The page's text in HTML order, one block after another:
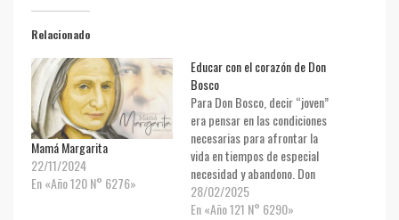
Relacionado
Mamá Margarita
22/11/2024
En «Año 120 N° 6276»
Educar con el corazón de Don
Bosco
Para Don Bosco, decir “joven”
era pensar en las condiciones
necesarias para afrontar la
vida en tiempos de especial
necesidad y abandono. Don
Bosco es un sacerdote
educador que entendió muy
28/02/2025
En «Año 121 N° 6290»